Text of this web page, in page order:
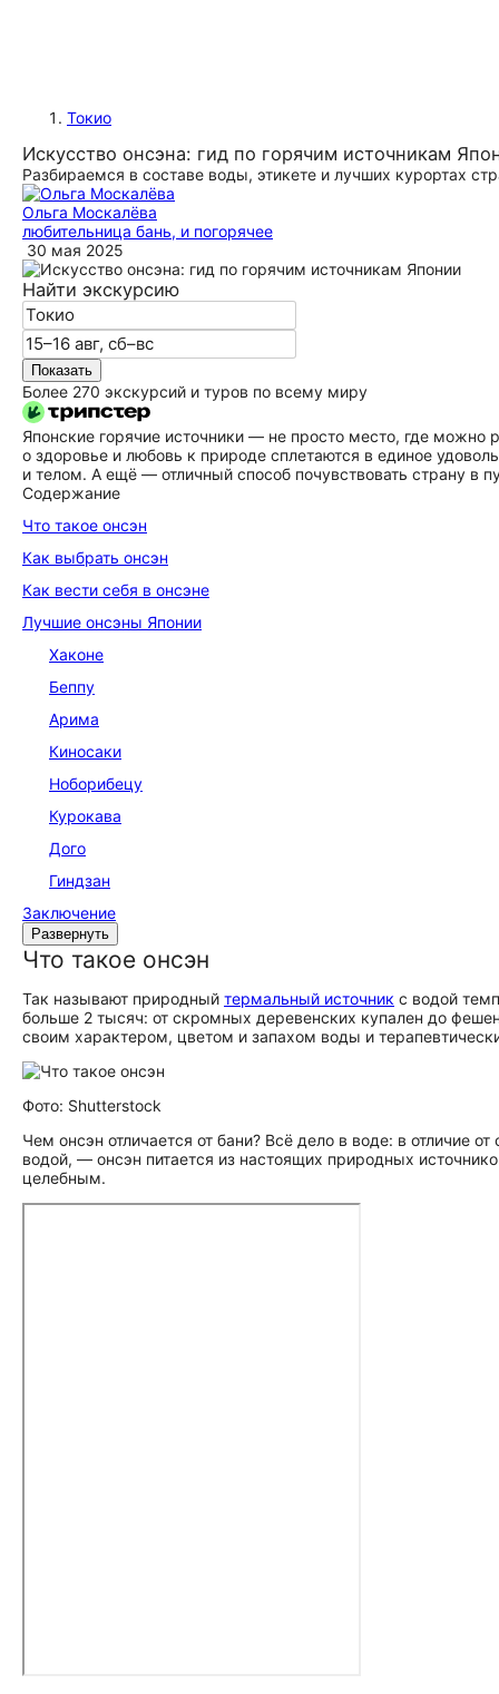
Токио
Искусство онсэна: гид по горячим источникам
Разбираемся в составе воды, этикете и лучших курортах
Ольга Москалёва
любительница бань, и погорячее
30 мая 2025
Найти экскурсию
Показать
Более 270 экскурсий и туров по всему миру
Японские горячие источники — не просто место, где
о здоровье и любовь к природе сплетаются в единое
и телом. А ещё — отличный способ почувствовать страну в
Содержание
Что такое онсэн
Как выбрать онсэн
Как вести себя в онсэне
Лучшие онсэны Японии
Хаконе
Беппу
Арима
Киносаки
Ноборибецу
Курокава
Дого
Гиндзан
Заключение
Развернуть
Что такое онсэн
Так называют природный термальный источник с водой
больше 2 тысяч: от скромных деревенских купален до
своим характером, цветом и запахом воды и
Фото: Shutterstock
Чем онсэн отличается от бани? Всё дело в воде: в отличие
водой, — онсэн питается из настоящих природных
целебным.